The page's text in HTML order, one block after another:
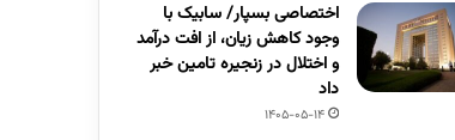
اختصاصی بسپار/ سابیک با
وجود کاهش زیان، از افت درآمد
و اختلال در زنجیره تامین خبر
داد
1405-05-14